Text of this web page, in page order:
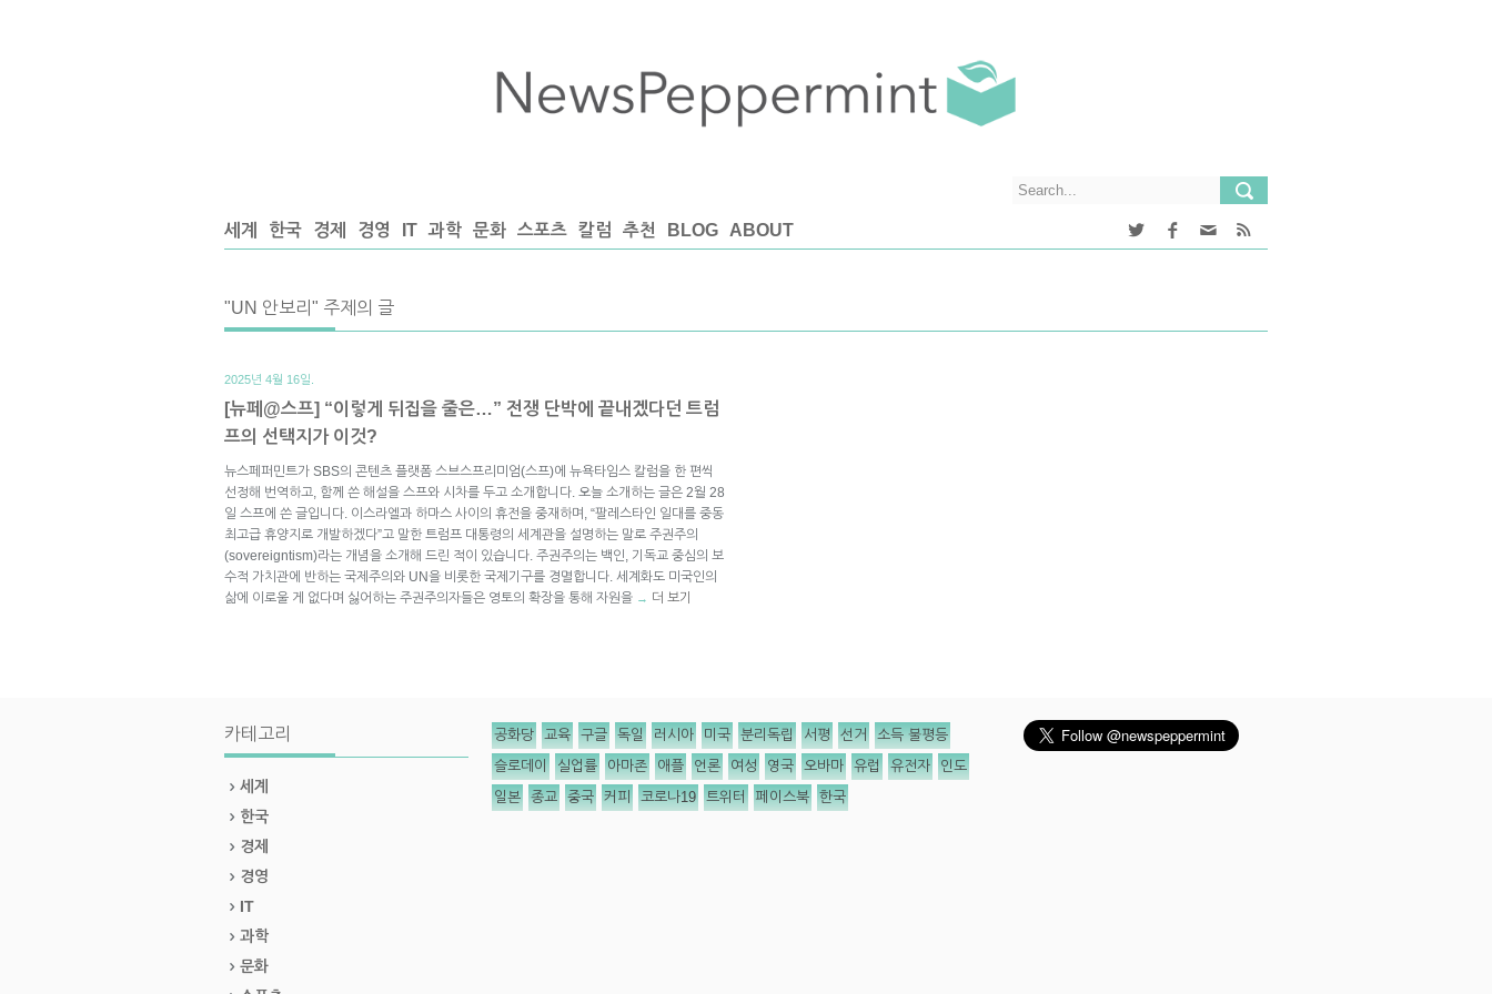
세계 한국 경제 경영 IT 과학 문화 스포츠 칼럼 추천 BLOG ABOUT
"UN 안보리" 주제의 글
2025년 4월 16일.
[뉴페@스프] “이렇게 뒤집을 줄은…” 전쟁 단박에 끝내겠다던 트럼
프의 선택지가 이것?
뉴스페퍼민트가 SBS의 콘텐츠 플랫폼 스브스프리미엄(스프)에 뉴욕타임스 칼럼을 한 편씩
선정해 번역하고, 함께 쓴 해설을 스프와 시차를 두고 소개합니다. 오늘 소개하는 글은 2월 28
일 스프에 쓴 글입니다. 이스라엘과 하마스 사이의 휴전을 중재하며, “팔레스타인 일대를 중동
최고급 휴양지로 개발하겠다”고 말한 트럼프 대통령의 세계관을 설명하는 말로 주권주의
(sovereigntism)라는 개념을 소개해 드린 적이 있습니다. 주권주의는 백인, 기독교 중심의 보
수적 가치관에 반하는 국제주의와 UN을 비롯한 국제기구를 경멸합니다. 세계화도 미국인의
삶에 이로울 게 없다며 싫어하는 주권주의자들은 영토의 확장을 통해 자원을 → 더 보기
카테고리
세계
한국
경제
경영
IT
과학
문화
공화당 교육 구글 독일 러시아 미국 분리독립 서평 선거 소득 불평등
슬로데이 실업률 아마존 애플 언론 여성 영국 오바마 유럽 유전자 인도
일본 종교 중국 커피 코로나19 트위터 페이스북 한국